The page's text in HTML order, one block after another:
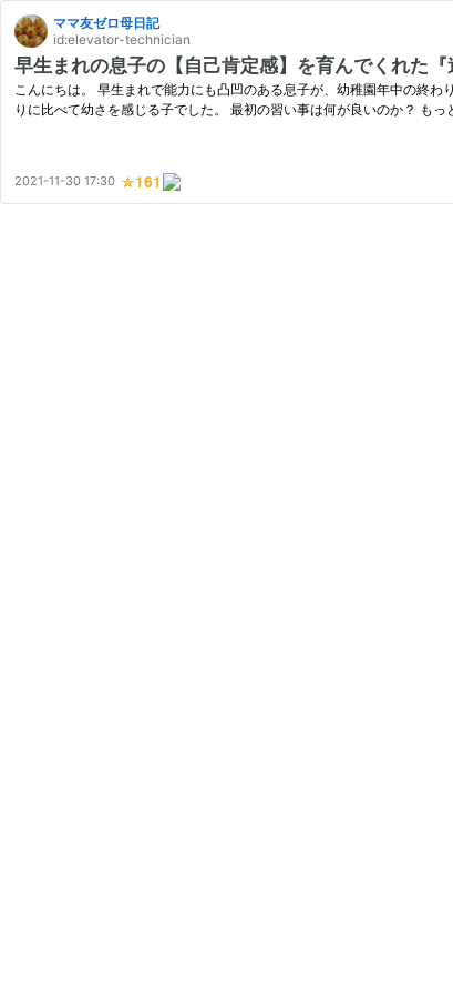
ママ友ゼロ母日記
id:elevator-technician
早生まれの息子の【自己肯定感】を育んでくれた『
こんにちは。 早生まれで能力にも凸凹のある息子が、幼稚園年中の終
りに比べて幼さを感じる子でした。 最初の習い事は何が良いのか？ も
2021-11-30 17:30